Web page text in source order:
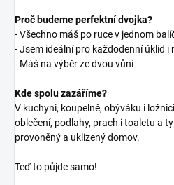
Proč budeme perfektní dvojka?
- Všechno máš po ruce v jednom
- Jsem ideální pro každodenní úklid i
- Máš na výběr ze dvou vůní
Kde spolu zazáříme?
V kuchyni, koupelně, obýváku i
oblečení, podlahy, prach i toaletu a
provoněný a uklizený domov.
Teď to půjde samo!